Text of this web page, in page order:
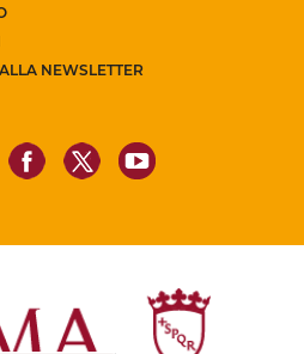
NEWSLETTER